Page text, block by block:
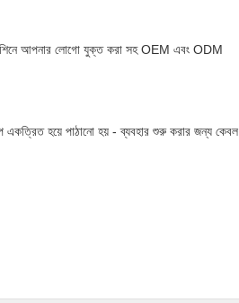
আপনার লোগো যুক্ত করা সহ OEM এবং ODM
একত্রিত হয়ে পাঠানো হয় - ব্যবহার শুরু করার জন্য কেবল